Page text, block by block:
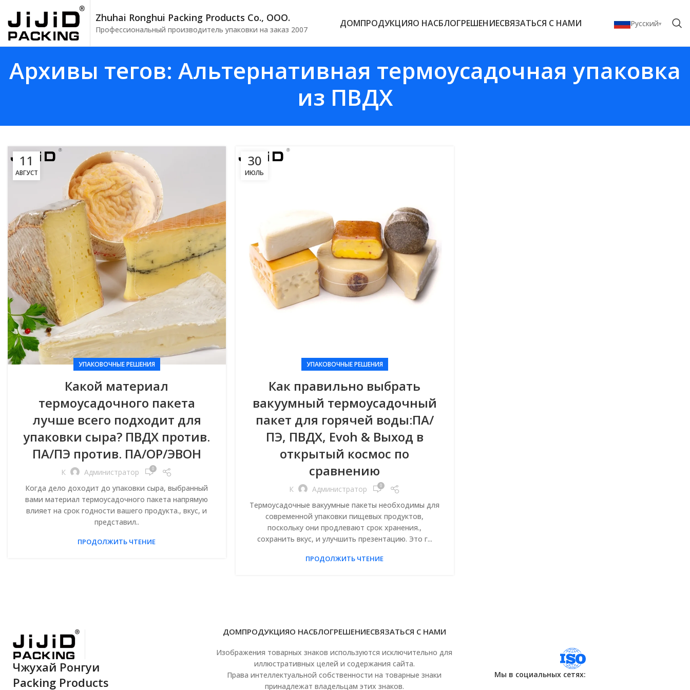
Zhuhai Ronghui Packing Products Co., ООО.
Профессиональный производитель упаковки на заказ 2007
ДОМПРОДУКЦИЯО НАСБЛОГРЕШЕНИЕСВЯЗАТЬСЯ С НАМИ Русский
Архивы тегов: Альтернативная термоусадочная упаковка
из ПВДХ
11
АВГУСТ
УПАКОВОЧНЫЕ РЕШЕНИЯ
Какой материал
термоусадочного пакета
лучше всего подходит для
упаковки сыра? ПВДХ против.
ПА/ПЭ против. ПА/ОР/ЭВОН
К Администратор 0
Когда дело доходит до упаковки сыра, выбранный
вами материал термоусадочного пакета напрямую
влияет на срок годности вашего продукта., вкус, и
представил..
ПРОДОЛЖИТЬ ЧТЕНИЕ
30
ИЮЛЬ
УПАКОВОЧНЫЕ РЕШЕНИЯ
Как правильно выбрать
вакуумный термоусадочный
пакет для горячей воды:ПА/
ПЭ, ПВДХ, Evoh & Выход в
открытый космос по
сравнению
К Администратор 0
Термоусадочные вакуумные пакеты необходимы для
современной упаковки пищевых продуктов,
поскольку они продлевают срок хранения.,
сохранить вкус, и улучшить презентацию. Это г...
ПРОДОЛЖИТЬ ЧТЕНИЕ
Чжухай Ронгуи
Packing Products
ДОМПРОДУКЦИЯО НАСБЛОГРЕШЕНИЕСВЯЗАТЬСЯ С НАМИ
Изображения товарных знаков используются исключительно для
иллюстративных целей и содержания сайта.
Права интеллектуальной собственности на товарные знаки
принадлежат владельцам этих знаков.
Мы в социальных сетях: